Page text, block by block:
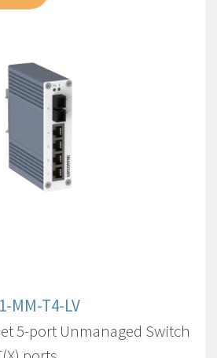
MM-T4-LV
5-port Unmanaged Switch